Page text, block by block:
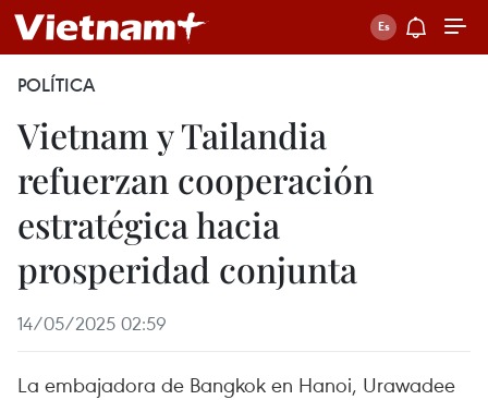
POLÍTICA
Vietnam y Tailandia
refuerzan cooperación
estratégica hacia
prosperidad conjunta
14/05/2025 02:59
La embajadora de Bangkok en Hanoi, Urawadee